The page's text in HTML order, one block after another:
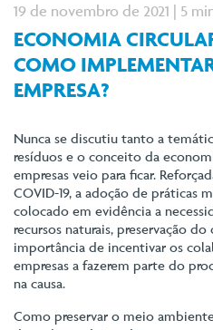
19 de novembro de 2021 | 5
ECONOMIA
COMO
EMPRESA?
Nunca se discutiu tanto a
resíduos e o conceito da
empresas veio para ficar.
COVID-19, a adoção de práticas
colocado em evidência a
recursos naturais, preservação
importância de incentivar os
empresas a fazerem parte do
na causa.
Como preservar o meio